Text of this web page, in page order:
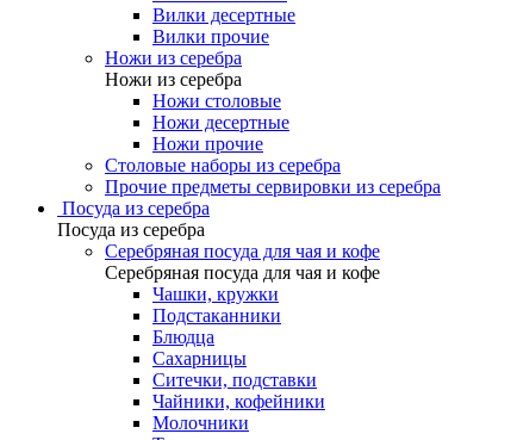
Вилки десертные
Вилки прочие
Ножи из серебра
Ножи из серебра
Ножи столовые
Ножи десертные
Ножи прочие
Столовые наборы из серебра
Прочие предметы сервировки из серебра
Посуда из серебра
Посуда из серебра
Серебряная посуда для чая и кофе
Серебряная посуда для чая и кофе
Чашки, кружки
Подстаканники
Блюдца
Сахарницы
Ситечки, подставки
Чайники, кофейники
Молочники